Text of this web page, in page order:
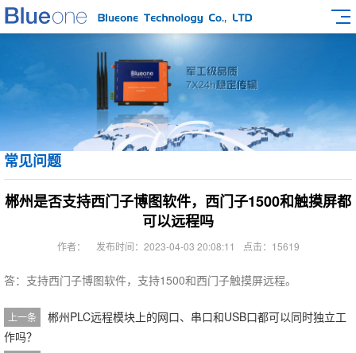
常见问题
郴州是否支持西门子博图软件，西门子1500和触摸屏都
可以远程吗
作者： 发布时间：2023-04-03 20:08:11 点击：15619
答：支持西门子博图软件，支持1500和西门子触摸屏远程。
上一条
郴州PLC远程模块上的网口、串口和USB口都可以同时独立工
作吗？